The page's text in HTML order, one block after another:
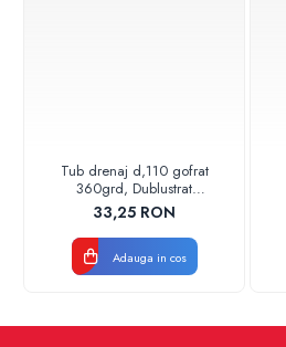
Tub drenaj d,110 gofrat
360grd, Dublustrat
verde/negru 110152 Drainkit
33,25 RON
Adauga in cos